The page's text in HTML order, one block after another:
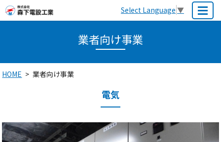
Select Language ▼
業者向け事業
HOME 業者向け事業
電気